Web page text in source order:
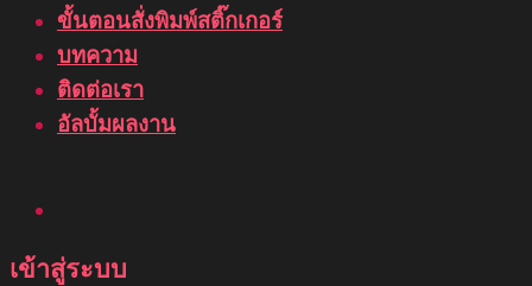
ขั้นตอนสั่งพิมพ์สติ๊กเกอร์
บทความ
ติดต่อเรา
อัลบั้มผลงาน
เข้าสู่ระบบ